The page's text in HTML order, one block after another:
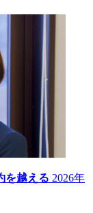
を越える 2026年